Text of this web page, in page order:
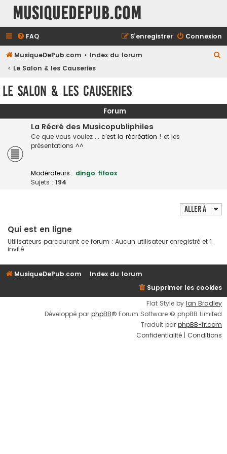
MusiqueDePub.com
FAQ Connexion
S’enregistrer
MusiqueDePub.com
Index du forum
Le Salon & les Causeries
r
Le Salon & les Causeries
Forum
La Récré des Musicopubliphiles
Ce que vous voulez ... c'est la récréation ! et les
présentations ^^
Modérateurs : dingo, fifoox
Sujets : 194
Aller à
Qui est en ligne
Utilisateurs parcourant ce forum : Aucun utilisateur enregistré et 1
invité
MusiqueDePub.com
Index du forum
Supprimer les cookies
Flat Style by Ian Bradley
Développé par phpBB® Forum Software © phpBB Limited
Traduit par phpBB-fr.com
Confidentialité | Conditions